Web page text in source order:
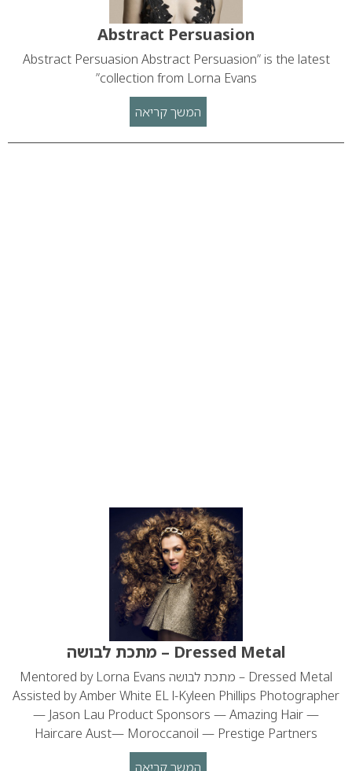
Abstract Persuasion
Abstract Persuasion Abstract Persuasion” is the latest
collection from Lorna Evans”
המשך קריאה
Dressed Metal – מתכת לבושה
Dressed Metal – מתכת לבושה Mentored by Lorna Evans
Assisted by Amber White EL l-Kyleen Phillips Photographer
— Jason Lau Product Sponsors — Amazing Hair —
Haircare Aust— Moroccanoil — Prestige Partners
המשך קריאה